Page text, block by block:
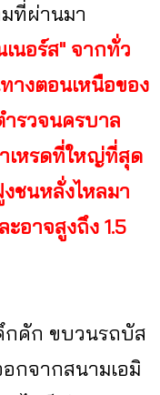
ที่ผ่านมา
นอร์ส" จากทั่ว
งตอนเหนือของ
รวจนครบาล
เหรดที่ใหญ่ที่สุด
ชนหลั่งไหลมา
อาจสูงถึง 1.5
กคัก ขบวนรถบัส
กจากสนามเอมิ